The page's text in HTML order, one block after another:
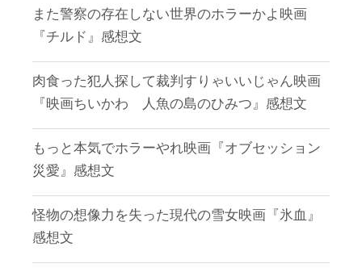
また警察の存在しない世界のホラーかよ映画
『チルド』感想文
肉食った犯人探して裁判すりゃいいじゃん映画
『映画ちいかわ 人魚の島のひみつ』感想文
もっと本気でホラーやれ映画『オブセッション
災愛』感想文
怪物の想像力を失った現代の雪女映画『氷血』
感想文